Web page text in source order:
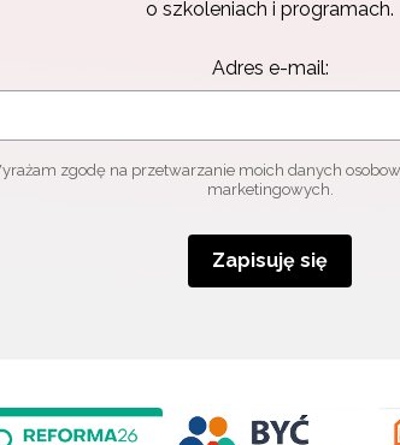
o szkoleniach i programach.
Adres e-mail:
zgodę na przetwarzanie moich danych
marketingowych.
Zapisuję się